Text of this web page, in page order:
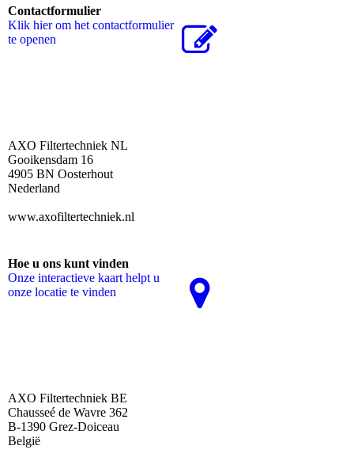
Contactformulier
Klik hier om het contactformulier
te openen
AXO Filtertechniek NL
Gooikensdam 16
4905 BN Oosterhout
Nederland
www.axofiltertechniek.nl
Hoe u ons kunt vinden
Onze interactieve kaart helpt u
onze locatie te vinden
AXO Filtertechniek BE
Chausseé de Wavre 362
B-1390 Grez-Doiceau
België